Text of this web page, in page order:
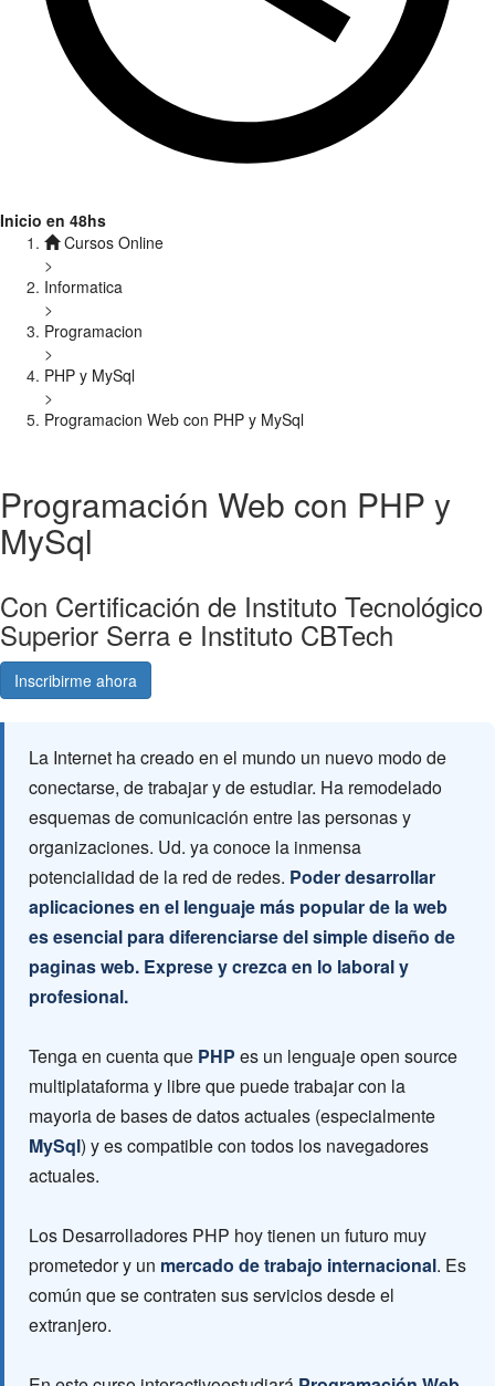
Inicio en 48hs
Cursos Online
>
Informatica
>
Programacion
>
PHP y MySql
>
Programacion Web con PHP y MySql
Programación Web con PHP y
MySql
Con Certificación de Instituto Tecnológico
Superior Serra e Instituto CBTech
Inscribirme ahora
La Internet ha creado en el mundo un nuevo modo de
conectarse, de trabajar y de estudiar. Ha remodelado
esquemas de comunicación entre las personas y
organizaciones. Ud. ya conoce la inmensa
potencialidad de la red de redes. Poder desarrollar
aplicaciones en el lenguaje más popular de la web
es esencial para diferenciarse del simple diseño de
paginas web. Exprese y crezca en lo laboral y
profesional.
Tenga en cuenta que PHP es un lenguaje open source
multiplataforma y libre que puede trabajar con la
mayoria de bases de datos actuales (especialmente
MySql) y es compatible con todos los navegadores
actuales.
Los Desarrolladores PHP hoy tienen un futuro muy
prometedor y un mercado de trabajo internacional. Es
común que se contraten sus servicios desde el
extranjero.